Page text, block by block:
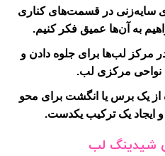
سایه‌زنی در قسمت‌های کناری
به آن‌ها عمیق فکر کنیم.
مرکز لب‌ها برای جلوه دادن و
نواحی مرکزی لب.
از یک برس یا انگشت برای محو
ایجاد یک ترکیب یکدست.
شیدینگ لب